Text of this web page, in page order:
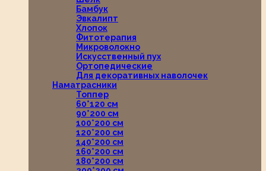
Бамбук
Эвкалипт
Хлопок
Фитотерапия
Микроволокно
Искусственный пух
Ортопедические
Для декоративных наволочек
Наматрасники
Топпер
60*120 см
90*200 см
100*200 см
120*200 см
140*200 см
160*200 см
180*200 см